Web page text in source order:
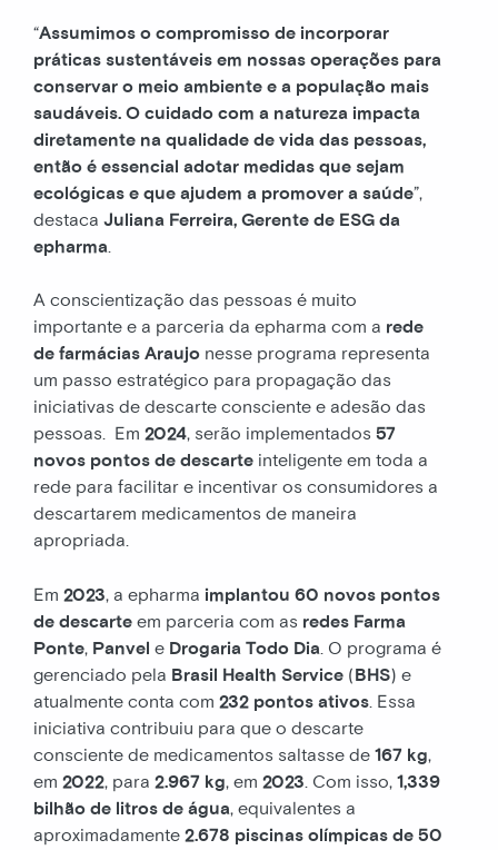
“Assumimos o compromisso de incorporar
práticas sustentáveis em nossas operações para
conservar o meio ambiente e a população mais
saudáveis. O cuidado com a natureza impacta
diretamente na qualidade de vida das pessoas,
então é essencial adotar medidas que sejam
ecológicas e que ajudem a promover a saúde”,
destaca Juliana Ferreira, Gerente de ESG da
epharma.
A conscientização das pessoas é muito
importante e a parceria da epharma com a rede
de farmácias Araujo nesse programa representa
um passo estratégico para propagação das
iniciativas de descarte consciente e adesão das
pessoas. Em 2024, serão implementados 57
novos pontos de descarte inteligente em toda a
rede para facilitar e incentivar os consumidores a
descartarem medicamentos de maneira
apropriada.
Em 2023, a epharma implantou 60 novos pontos
de descarte em parceria com as redes Farma
Ponte, Panvel e Drogaria Todo Dia. O programa é
gerenciado pela Brasil Health Service (BHS) e
atualmente conta com 232 pontos ativos. Essa
iniciativa contribuiu para que o descarte
consciente de medicamentos saltasse de 167 kg,
em 2022, para 2.967 kg, em 2023. Com isso, 1,339
bilhão de litros de água, equivalentes a
aproximadamente 2.678 piscinas olímpicas de 50